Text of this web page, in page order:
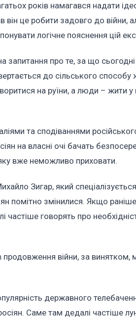
років намагався надати
це робити задовго до війни,
логічне пояснення цій
запитання про те, за що
до сільського способу
на руїни, а люди – жити
та сподіваннями
на власні очі бачать
яку вже неможливо приховати.
Зигар, який
помітно змінилися. Якщо
говорять про
війни, за винятком,
державного
Саме там дедалі частіше